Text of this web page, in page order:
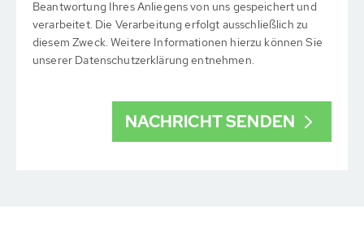
Beantwortung Ihres Anliegens von uns gespeichert und
verarbeitet. Die Verarbeitung erfolgt ausschließlich zu
diesem Zweck. Weitere Informationen hierzu können Sie
unserer Datenschutzerklärung entnehmen.